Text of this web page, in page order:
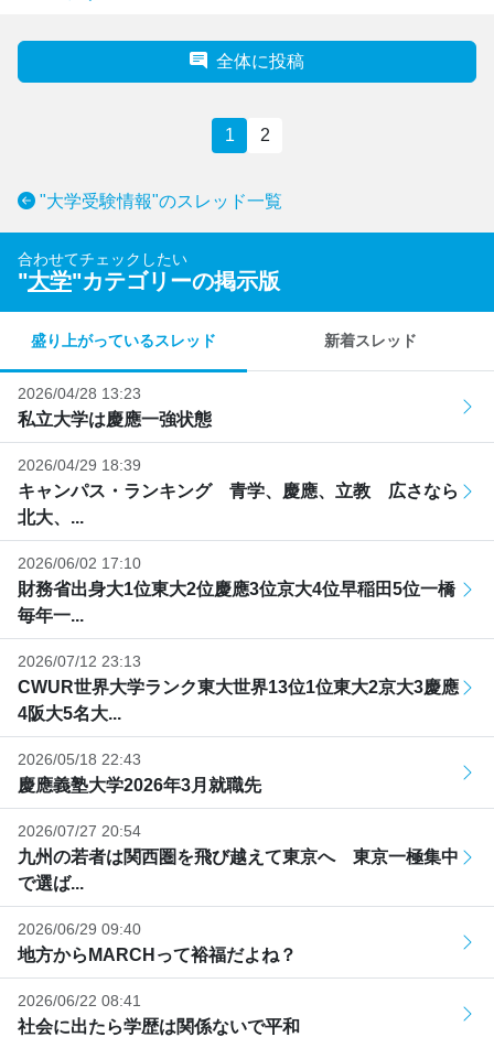
全体に投稿
1 2
"大学受験情報"のスレッド一覧
合わせてチェックしたい
"大学"カテゴリーの掲示版
盛り上がっているスレッド 新着スレッド
2026/04/28 13:23
私立大学は慶應一強状態
2026/04/29 18:39
キャンパス・ランキング 青学、慶應、立教 広さなら
北大、...
2026/06/02 17:10
財務省出身大1位東大2位慶應3位京大4位早稲田5位一橋
毎年一...
2026/07/12 23:13
CWUR世界大学ランク東大世界13位1位東大2京大3慶應
4阪大5名大...
2026/05/18 22:43
慶應義塾大学2026年3月就職先
2026/07/27 20:54
九州の若者は関西圏を飛び越えて東京へ 東京一極集中
で選ば...
2026/06/29 09:40
地方からMARCHって裕福だよね？
2026/06/22 08:41
社会に出たら学歴は関係ないで平和